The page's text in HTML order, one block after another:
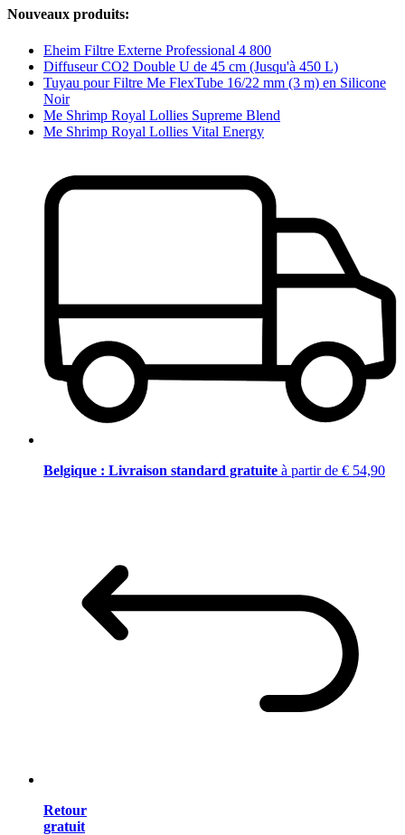
Nouveaux produits:
Eheim Filtre Externe Professional 4 800
Diffuseur CO2 Double U de 45 cm (Jusqu'à 450 L)
Tuyau pour Filtre Me FlexTube 16/22 mm (3 m) en Silicone
Noir
Me Shrimp Royal Lollies Supreme Blend
Me Shrimp Royal Lollies Vital Energy
Belgique : Livraison standard gratuite à partir de € 54,90
Retour
gratuit